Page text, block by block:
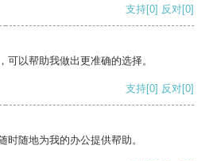
支持[0] 反对[0]
可以帮助我做出更准确的选择。
支持[0] 反对[0]
时随地为我的办公提供帮助。